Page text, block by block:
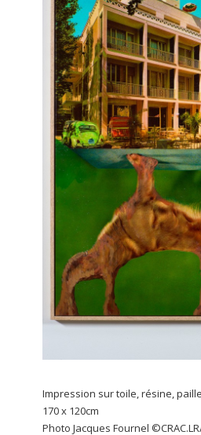
Impression sur toile, résine,
170 x 120cm
Photo Jacques Fournel